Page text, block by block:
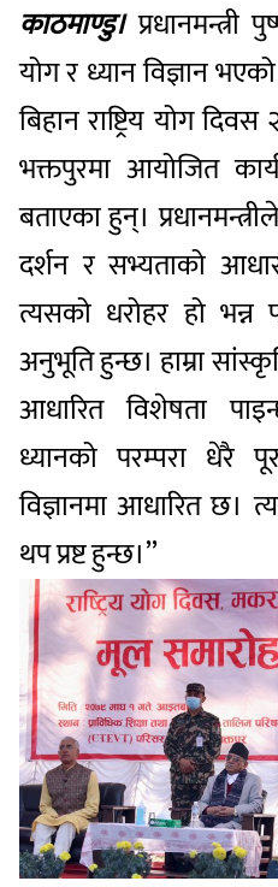
काठमाण्डु।प्रधानमन्त्री
योग र ध्यान विज्ञान
बिहान राष्ट्रिय योग
भक्तपुरमा आयोजित
बताएका हुन्।
दर्शन र सभ्यताको
त्यसको धरोहर हो भन्न
अनुभूति हुन्छ। हाम्रा
आधारित विशेषता
ध्यानको परम्परा धेरै
विज्ञानमा आधारित छ।
थप प्रष्ट हुन्छ।’’